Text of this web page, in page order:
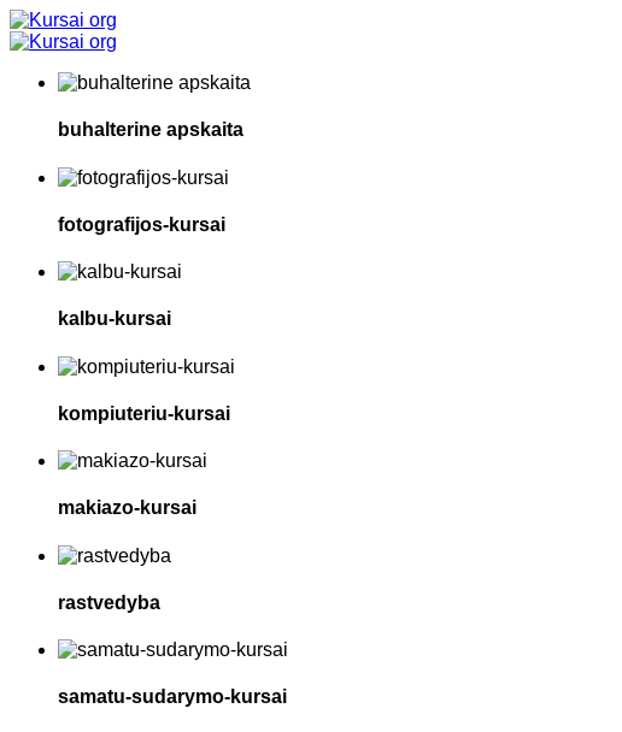
buhalterine apskaita
fotografijos-kursai
kalbu-kursai
kompiuteriu-kursai
makiazo-kursai
rastvedyba
samatu-sudarymo-kursai